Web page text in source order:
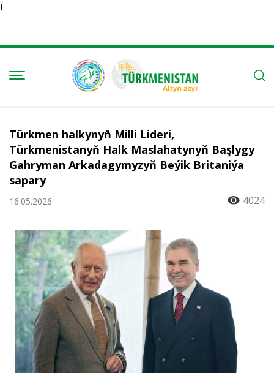
Ï
Türkmen halkynyň Milli Lideri,
Türkmenistanyň Halk Maslahatynyň Başlygy
Gahryman Arkadagymyzyň Beýik Britaniýa
sapary
16.05.2026 4024